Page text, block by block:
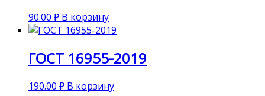
90.00 ₽ В корзину
ГОСТ 16955-2019
190.00 ₽ В корзину